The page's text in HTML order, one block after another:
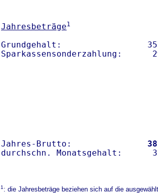
Jahresbeträge1
Grundgehalt:
Sparkassensonderzahlung:
Jahres-Brutto:
1: die Jahresbeträge beziehen sich auf die